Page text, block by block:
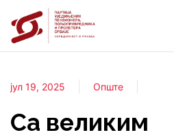
јул 19, 2025 Опште
Са великим